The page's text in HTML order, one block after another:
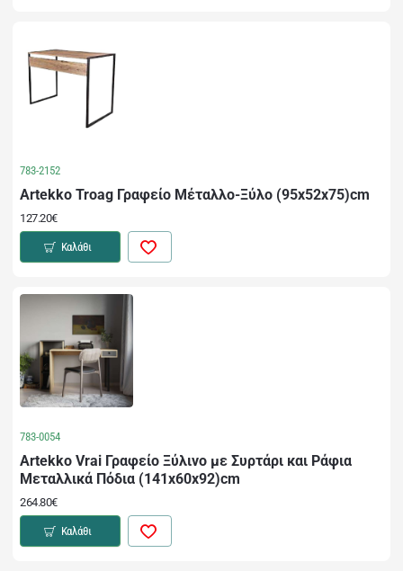
783-2152
Artekko Troag Γραφείο Μέταλλο-Ξύλο (95x52x75)cm
127.20€
Καλάθι
783-0054
Artekko Vrai Γραφείο Ξύλινο με Συρτάρι και Ράφια
Μεταλλικά Πόδια (141x60x92)cm
264.80€
Καλάθι